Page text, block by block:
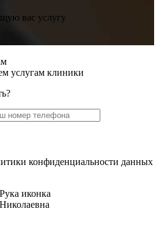
вас услугу
услугам клиники
конфиденциальности данных